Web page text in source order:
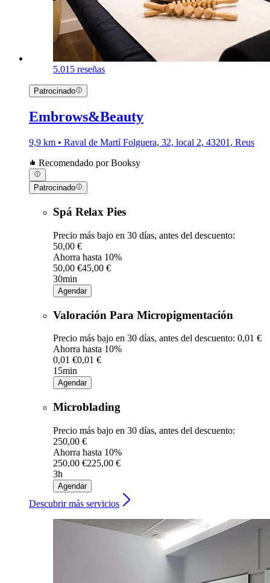
5.015 reseñas
Patrocinado
Embrows&Beauty
9,9 km • Raval de Martí Folguera, 32, local 2, 43201, Reus
Recomendado por Booksy
Patrocinado
Spá Relax Pies
Precio más bajo en 30 días, antes del descuento:
50,00 €
Ahorra hasta 10%
50,00 €45,00 €
30min
Agendar
Valoración Para Micropigmentación
Precio más bajo en 30 días, antes del descuento: 0,01 €
Ahorra hasta 10%
0,01 €0,01 €
15min
Agendar
Microblading
Precio más bajo en 30 días, antes del descuento:
250,00 €
Ahorra hasta 10%
250,00 €225,00 €
3h
Agendar
Descubrir más servicios